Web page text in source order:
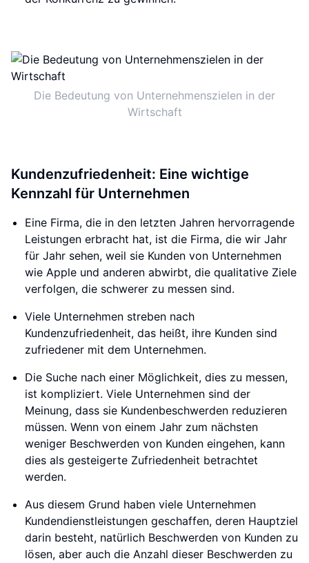
Die Bedeutung von Unternehmenszielen in der
Wirtschaft
Kundenzufriedenheit: Eine wichtige
Kennzahl für Unternehmen
Eine Firma, die in den letzten Jahren hervorragende
Leistungen erbracht hat, ist die Firma, die wir Jahr
für Jahr sehen, weil sie Kunden von Unternehmen
wie Apple und anderen abwirbt, die qualitative Ziele
verfolgen, die schwerer zu messen sind.
Viele Unternehmen streben nach
Kundenzufriedenheit, das heißt, ihre Kunden sind
zufriedener mit dem Unternehmen.
Die Suche nach einer Möglichkeit, dies zu messen,
ist kompliziert. Viele Unternehmen sind der
Meinung, dass sie Kundenbeschwerden reduzieren
müssen. Wenn von einem Jahr zum nächsten
weniger Beschwerden von Kunden eingehen, kann
dies als gesteigerte Zufriedenheit betrachtet
werden.
Aus diesem Grund haben viele Unternehmen
Kundendienstleistungen geschaffen, deren Hauptziel
darin besteht, natürlich Beschwerden von Kunden zu
lösen, aber auch die Anzahl dieser Beschwerden zu